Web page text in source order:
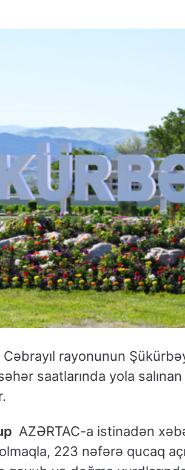
rayonunun
saatlarında yola
AZƏRTAC-a istinadən
223 nəfərə qucaq